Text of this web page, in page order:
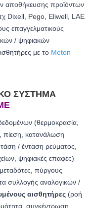
αποθήκευσης προϊόντων
Dixell, Pego, Eliwell, LAE
επαγγελματικούς
/ ψηφιακών
με το Meton
ΣΎΣΤΗΜΑ
(θερμοκρασία,
πίεση, κατανάλωση
τάση / ένταση ρεύματος,
ψηφιακές επαφές)
πύργους
συλλογής αναλογικών /
αισθητήρες (ροή
συγκέντρωση